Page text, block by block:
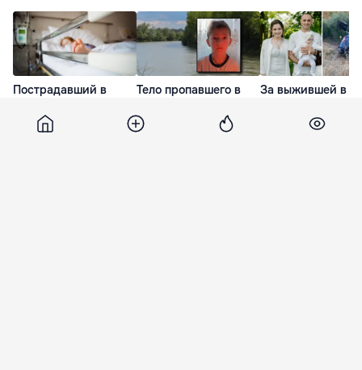
Пострадавший в
Бельцах ребёнок
находится в тяжелом
Тело пропавшего в
обнаружили в трех
километрах от места
За выжившей в
выехала её тётя